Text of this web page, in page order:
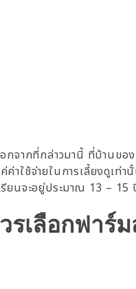
กจากที่กล่าวมานี้ ที่บ้านข
าใช้จ่ายในการเลี้ยงดูเท่
ยนจะอยู่ประมาณ 13 – 15
เลือกฟาร์ม